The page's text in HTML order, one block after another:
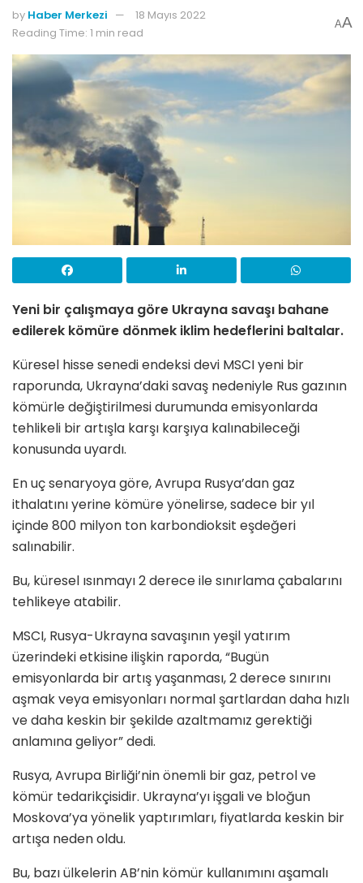
by Haber Merkezi
18 Mayıs 2022
Reading Time: 1 min read
AA
Yeni bir çalışmaya göre Ukrayna savaşı bahane
edilerek kömüre dönmek iklim hedeflerini baltalar.
Küresel hisse senedi endeksi devi MSCI yeni bir
raporunda, Ukrayna’daki savaş nedeniyle Rus gazının
kömürle değiştirilmesi durumunda emisyonlarda
tehlikeli bir artışla karşı karşıya kalınabileceği
konusunda uyardı.
En uç senaryoya göre, Avrupa Rusya’dan gaz
ithalatını yerine kömüre yönelirse, sadece bir yıl
içinde 800 milyon ton karbondioksit eşdeğeri
salınabilir.
Bu, küresel ısınmayı 2 derece ile sınırlama çabalarını
tehlikeye atabilir.
MSCI, Rusya-Ukrayna savaşının yeşil yatırım
üzerindeki etkisine ilişkin raporda, “Bugün
emisyonlarda bir artış yaşanması, 2 derece sınırını
aşmak veya emisyonları normal şartlardan daha hızlı
ve daha keskin bir şekilde azaltmamız gerektiği
anlamına geliyor” dedi.
Rusya, Avrupa Birliği’nin önemli bir gaz, petrol ve
kömür tedarikçisidir. Ukrayna’yı işgali ve bloğun
Moskova’ya yönelik yaptırımları, fiyatlarda keskin bir
artışa neden oldu.
Bu, bazı ülkelerin AB’nin kömür kullanımını aşamalı